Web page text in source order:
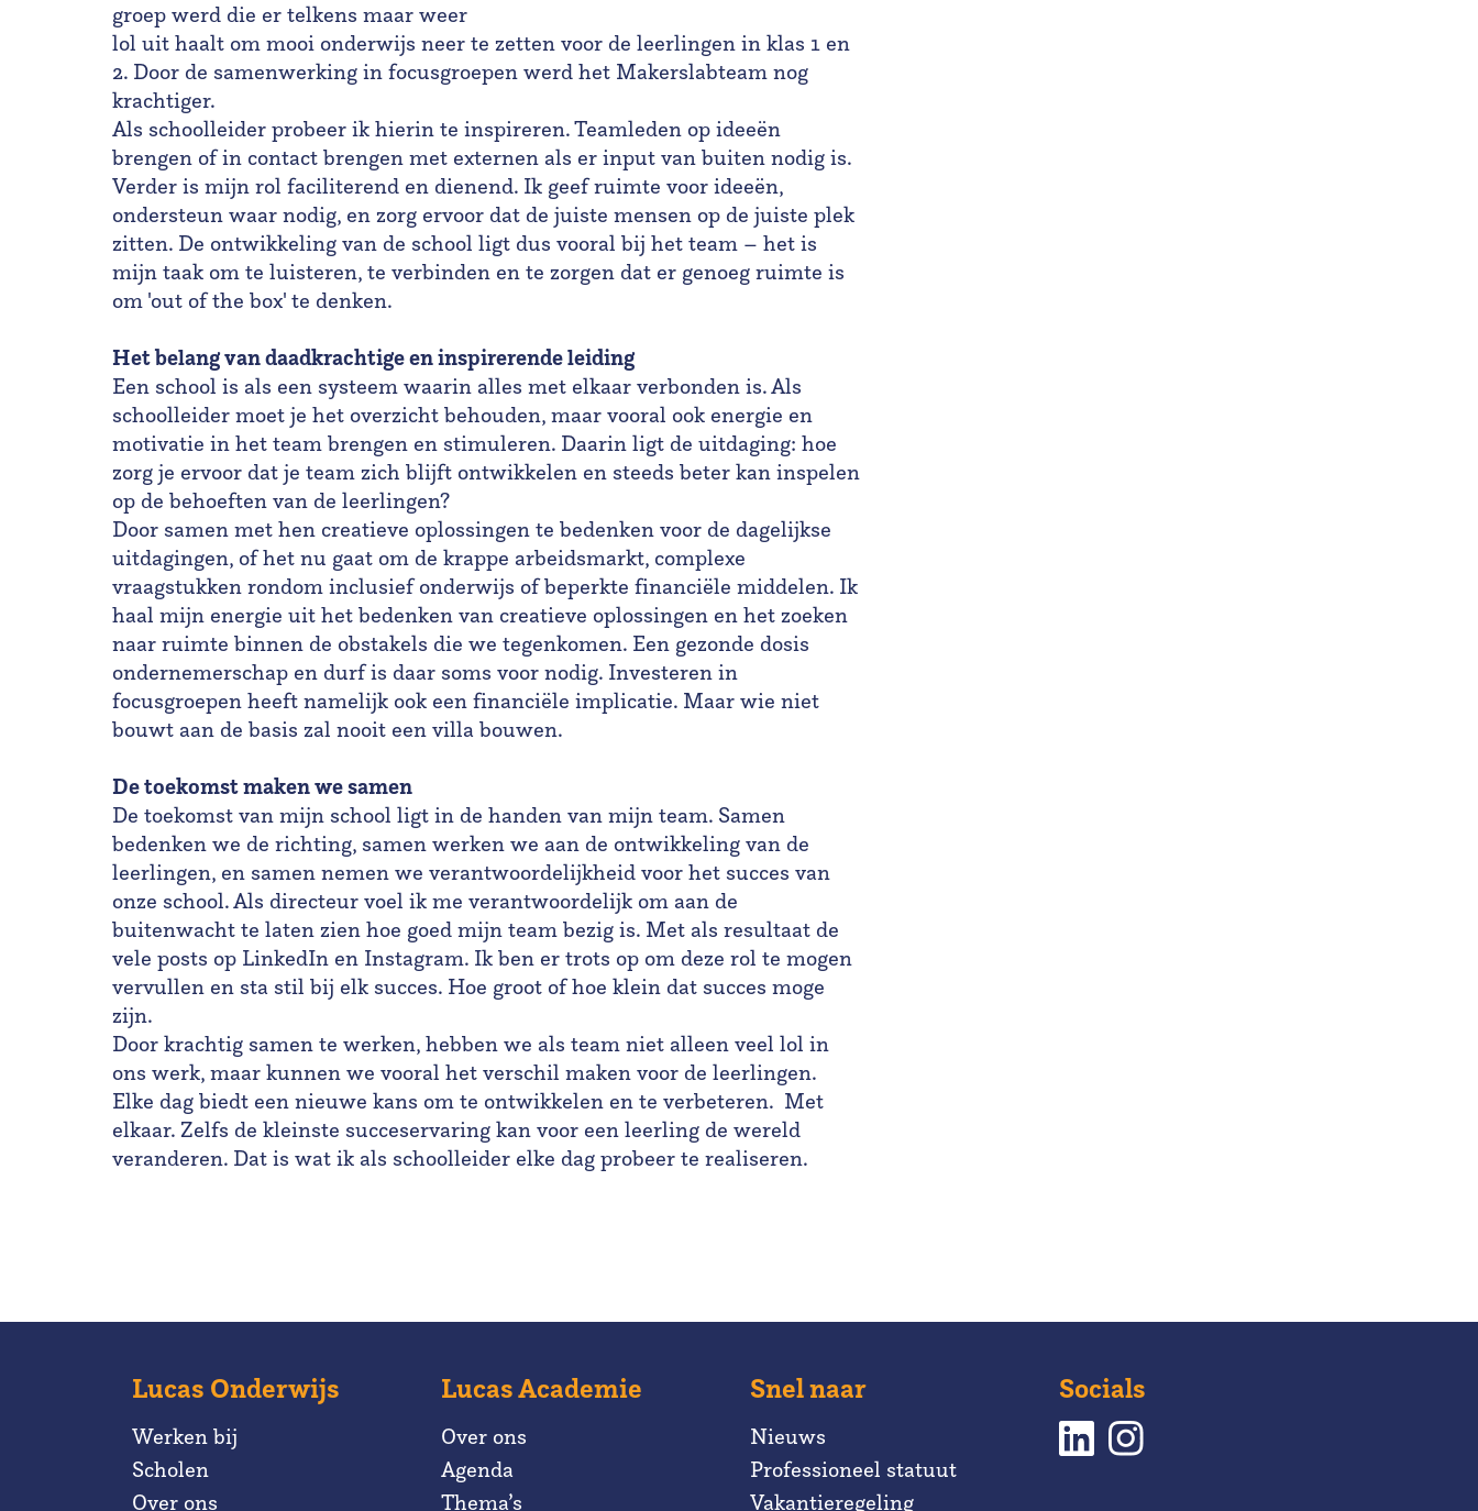
groep werd die er telkens maar weer
lol uit haalt om mooi onderwijs neer te zetten voor de leerlingen in klas 1 en
2. Door de samenwerking in focusgroepen werd het Makerslabteam nog
krachtiger.
Als schoolleider probeer ik hierin te inspireren. Teamleden op ideeën
brengen of in contact brengen met externen als er input van buiten nodig is.
Verder is mijn rol faciliterend en dienend. Ik geef ruimte voor ideeën,
ondersteun waar nodig, en zorg ervoor dat de juiste mensen op de juiste plek
zitten. De ontwikkeling van de school ligt dus vooral bij het team – het is
mijn taak om te luisteren, te verbinden en te zorgen dat er genoeg ruimte is
om 'out of the box' te denken.
Het belang van daadkrachtige en inspirerende leiding
Een school is als een systeem waarin alles met elkaar verbonden is. Als
schoolleider moet je het overzicht behouden, maar vooral ook energie en
motivatie in het team brengen en stimuleren. Daarin ligt de uitdaging: hoe
zorg je ervoor dat je team zich blijft ontwikkelen en steeds beter kan inspelen
op de behoeften van de leerlingen?
Door samen met hen creatieve oplossingen te bedenken voor de dagelijkse
uitdagingen, of het nu gaat om de krappe arbeidsmarkt, complexe
vraagstukken rondom inclusief onderwijs of beperkte financiële middelen. Ik
haal mijn energie uit het bedenken van creatieve oplossingen en het zoeken
naar ruimte binnen de obstakels die we tegenkomen. Een gezonde dosis
ondernemerschap en durf is daar soms voor nodig. Investeren in
focusgroepen heeft namelijk ook een financiële implicatie. Maar wie niet
bouwt aan de basis zal nooit een villa bouwen.
De toekomst maken we samen
De toekomst van mijn school ligt in de handen van mijn team. Samen
bedenken we de richting, samen werken we aan de ontwikkeling van de
leerlingen, en samen nemen we verantwoordelijkheid voor het succes van
onze school. Als directeur voel ik me verantwoordelijk om aan de
buitenwacht te laten zien hoe goed mijn team bezig is. Met als resultaat de
vele posts op LinkedIn en Instagram. Ik ben er trots op om deze rol te mogen
vervullen en sta stil bij elk succes. Hoe groot of hoe klein dat succes moge
zijn.
Door krachtig samen te werken, hebben we als team niet alleen veel lol in
ons werk, maar kunnen we vooral het verschil maken voor de leerlingen.
Elke dag biedt een nieuwe kans om te ontwikkelen en te verbeteren. Met
elkaar. Zelfs de kleinste succeservaring kan voor een leerling de wereld
veranderen. Dat is wat ik als schoolleider elke dag probeer te realiseren.
Lucas Onderwijs
Werken bij
Scholen
Over ons
Lucas Academie
Over ons
Agenda
Thema’s
Snel naar
Nieuws
Professioneel statuut
Vakantieregeling
Socials